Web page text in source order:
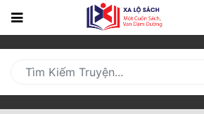
Trang
Mới
Cập